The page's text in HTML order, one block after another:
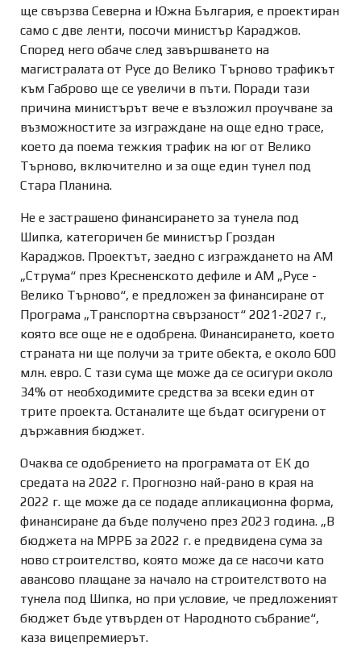
ще свързва Северна и Южна България, е проектиран
само с две ленти, посочи министър Караджов.
Според него обаче след завършването на
магистралата от Русе до Велико Търново трафикът
към Габрово ще се увеличи в пъти. Поради тази
причина министърът вече е възложил проучване за
възможностите за изграждане на още едно трасе,
което да поема тежкия трафик на юг от Велико
Търново, включително и за още един тунел под
Стара Планина.
Не е застрашено финансирането за тунела под
Шипка, категоричен бе министър Гроздан
Караджов. Проектът, заедно с изграждането на АМ
„Струма“ през Кресненското дефиле и АМ „Русе -
Велико Търново“, е предложен за финансиране от
Програма „Транспортна свързаност“ 2021-2027 г.,
която все още не е одобрена. Финансирането, което
страната ни ще получи за трите обекта, е около 600
млн. евро. С тази сума ще може да се осигури около
34% от необходимите средства за всеки един от
трите проекта. Останалите ще бъдат осигурени от
държавния бюджет.
Очаква се одобрението на програмата от ЕК до
средата на 2022 г. Прогнозно най-рано в края на
2022 г. ще може да се подаде апликационна форма,
финансиране да бъде получено през 2023 година. „В
бюджета на МРРБ за 2022 г. е предвидена сума за
ново строителство, която може да се насочи като
авансово плащане за начало на строителството на
тунела под Шипка, но при условие, че предложеният
бюджет бъде утвърден от Народното събрание“,
каза вицепремиерът.